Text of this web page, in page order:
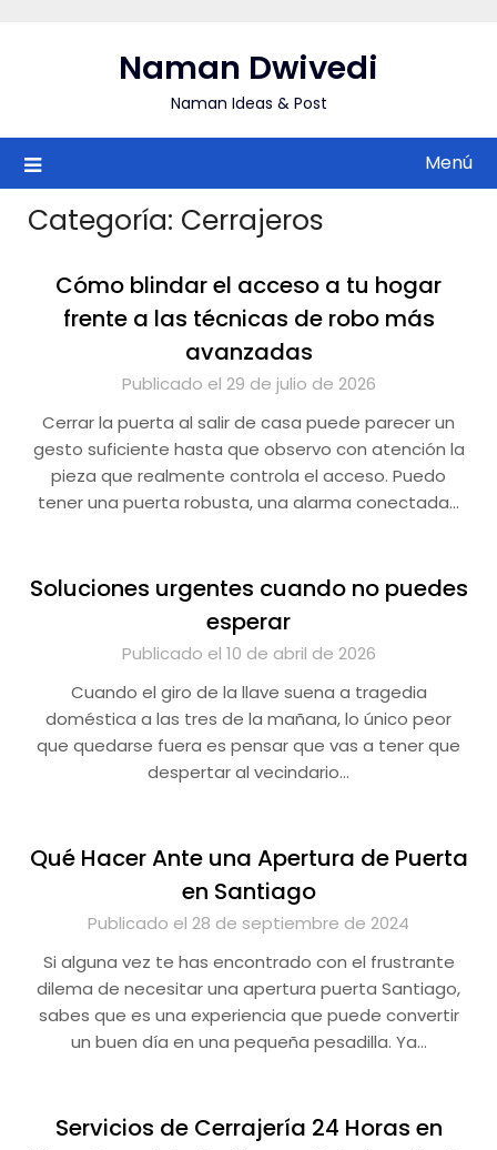
Naman Dwivedi
Naman Ideas & Post
Menú
Categoría: Cerrajeros
Cómo blindar el acceso a tu hogar
frente a las técnicas de robo más
avanzadas
Publicado el 29 de julio de 2026
Cerrar la puerta al salir de casa puede parecer un
gesto suficiente hasta que observo con atención la
pieza que realmente controla el acceso. Puedo
tener una puerta robusta, una alarma conectada…
Soluciones urgentes cuando no puedes
esperar
Publicado el 10 de abril de 2026
Cuando el giro de la llave suena a tragedia
doméstica a las tres de la mañana, lo único peor
que quedarse fuera es pensar que vas a tener que
despertar al vecindario…
Qué Hacer Ante una Apertura de Puerta
en Santiago
Publicado el 28 de septiembre de 2024
Si alguna vez te has encontrado con el frustrante
dilema de necesitar una apertura puerta Santiago,
sabes que es una experiencia que puede convertir
un buen día en una pequeña pesadilla. Ya…
Servicios de Cerrajería 24 Horas en